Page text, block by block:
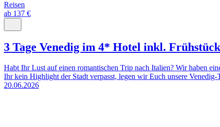
Reisen
ab 137 €
3 Tage Venedig im 4* Hotel inkl. Frühstück
Habt Ihr Lust auf einen romantischen Trip nach Italien? Wir haben
Ihr kein Highlight der Stadt verpasst, legen wir Euch unsere
20.06.2026